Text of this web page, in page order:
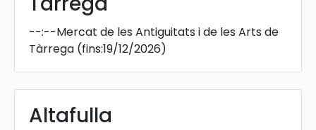
--:--Mercat de les Antiguitats i de les Arts de
Tàrrega (fins:19/12/2026)
Altafulla